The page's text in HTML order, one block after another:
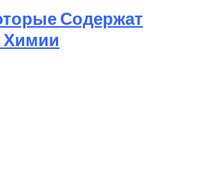
Содержат
Химии